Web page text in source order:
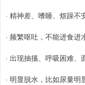
· 精神差、嗜睡、烦躁不
· 频繁呕吐，不能进食进
· 出现抽搐、呼吸困难、
· 明显脱水，比如尿量明